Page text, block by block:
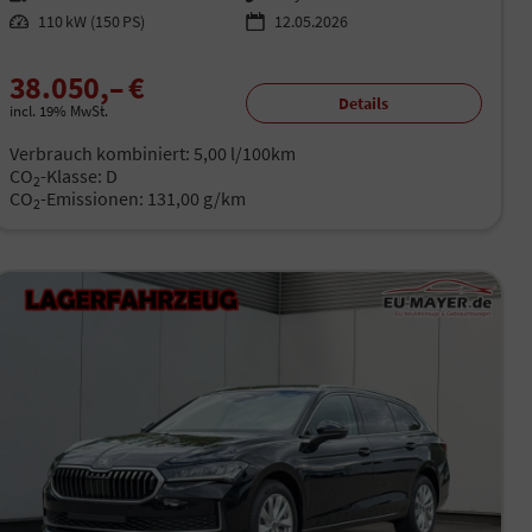
Leistung 110 kW (150 PS) 12.05.2026
38.050,– €
incl. 19% MwSt. Details
Verbrauch kombiniert: 5,00 l/100km
CO2-Klasse: D
CO2-Emissionen: 131,00 g/km